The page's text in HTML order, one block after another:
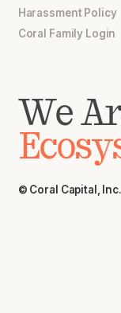
Harassment Policy
Coral Family Login
We
© Coral Capital, Inc.